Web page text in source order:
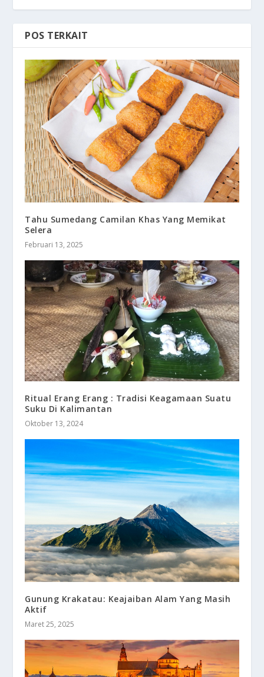
POS TERKAIT
Tahu Sumedang Camilan Khas Yang Memikat
Selera
Februari 13, 2025
Ritual Erang Erang : Tradisi Keagamaan Suatu
Suku Di Kalimantan
Oktober 13, 2024
Gunung Krakatau: Keajaiban Alam Yang Masih
Aktif
Maret 25, 2025